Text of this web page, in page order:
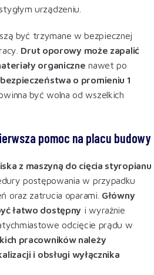
urządzeniu
być trzymane w bezpiecznej
Drut oporowy może zapalić
organiczne nawet po
o promieniu 1
być wolna od wszelkich
pomoc na placu budowy
z maszyną do cięcia styropianu
postępowania w przypadku
oraz zatrucia oparami. Główny
łatwo dostępny i wyraźnie
odcięcie prądu w
pracowników należy
i obsługi wyłącznika